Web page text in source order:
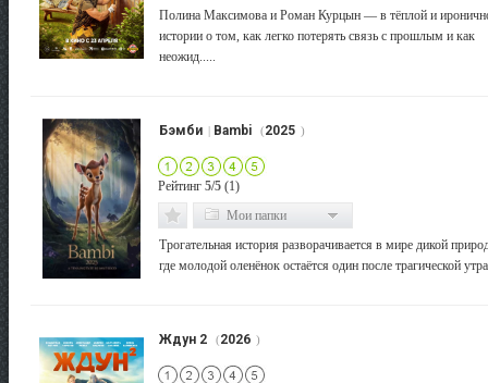
Полина Максимова и Роман Курцын — в тёплой и
истории о том, как легко потерять связь с прошлым и как
неожид.....
Бэмби | Bambi (2025 )
Рейтинг 5/5 (1)
Мои папки
Трогательная история разворачивается в мире дикой
где молодой оленёнок остаётся один после трагической
Ждун 2 (2026 )